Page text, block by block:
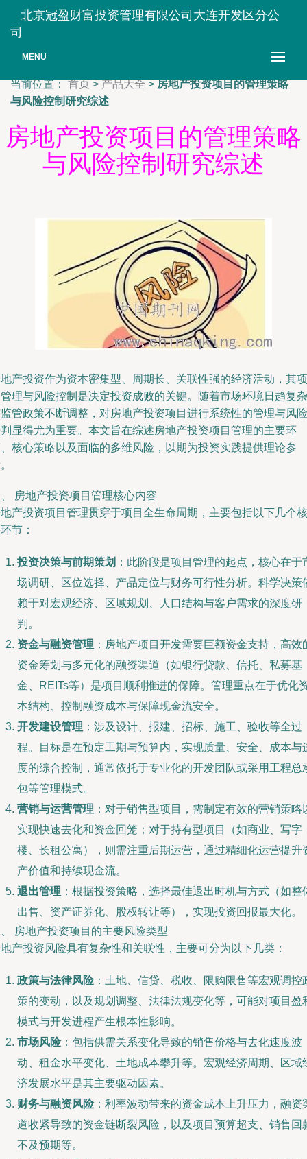
北京冠盈财富投资管理有限公司大连开发区分公
司
MENU
当前位置： 首页 > 产品大全 > 房地产投资项目的管理策略
与风险控制研究综述
房地产投资项目的管理策略
与风险控制研究综述
产投资作为资本密集型、周期长、关联性强的经济活动，其项
理与风险控制是决定投资成败的关键。随着市场环境日趋复杂
管政策不断调整，对房地产投资项目进行系统性的管理与风险
显得尤为重要。本文旨在综述房地产投资项目管理的主要环
核心策略以及面临的多维风险，以期为投资实践提供理论参
房地产投资项目管理核心内容
产投资项目管理贯穿于项目全生命周期，主要包括以下几个核
节：
投资决策与前期策划 ：此阶段是项目管理的起点，核心在于
场调研、区位选择、产品定位与财务可行性分析。科学决策
赖于对宏观经济、区域规划、人口结构与客户需求的深度研
判。
资金与融资管理 ：房地产项目开发需要巨额资金支持，高效
资金筹划与多元化的融资渠道（如银行贷款、信托、私募基
金、REITs等）是项目顺利推进的保障。管理重点在于优化
本结构、控制融资成本与保障现金流安全。
开发建设管理 ：涉及设计、报建、招标、施工、验收等全过
程。目标是在预定工期与预算内，实现质量、安全、成本与
度的综合控制，通常依托于专业化的开发团队或采用工程总
包等管理模式。
营销与运营管理 ：对于销售型项目，需制定有效的营销策略
实现快速去化和资金回笼；对于持有型项目（如商业、写字
楼、长租公寓），则需注重后期运营，通过精细化运营提升
产价值和持续现金流。
退出管理 ：根据投资策略，选择最佳退出时机与方式（如整
出售、资产证券化、股权转让等），实现投资回报最大化。
房地产投资项目的主要风险类型
产投资风险具有复杂性和关联性，主要可分为以下几类：
政策与法律风险：土地、信贷、税收、限购限售等宏观调控
策的变动，以及规划调整、法律法规变化等，可能对项目盈
模式与开发进程产生根本性影响。
市场风险：包括供需关系变化导致的销售价格与去化速度波
动、租金水平变化、土地成本攀升等。宏观经济周期、区域
济发展水平是其主要驱动因素。
财务与融资风险：利率波动带来的资金成本上升压力，融资
道收紧导致的资金链断裂风险，以及项目预算超支、销售回
不及预期等。